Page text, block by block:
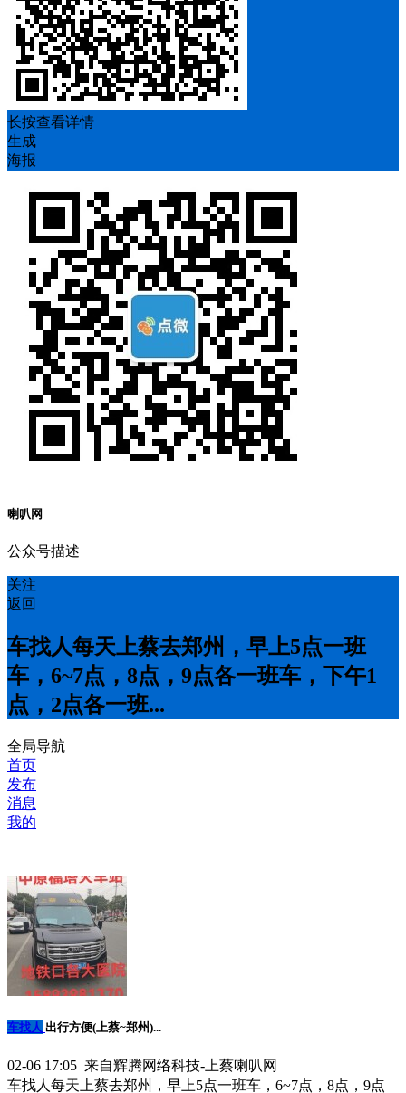
长按查看详情
生成
海报
喇叭网
公众号描述
关注
返回
车找人每天上蔡去郑州，早上5点一班
车，6~7点，8点，9点各一班车，下午1
点，2点各一班...
全局导航
首页
发布
消息
我的
车找人 出行方便(上蔡~郑州)...
02-06 17:05 来自辉腾网络科技-上蔡喇叭网
车找人每天上蔡去郑州，早上5点一班车，6~7点，8点，9点